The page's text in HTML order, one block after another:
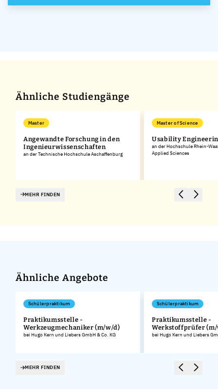
Ähnliche Studiengänge
Master
Angewandte Forschung in den
Ingenieurwissenschaften
an der Technische Hochschule Aschaffenburg
Master of Science
Usability
an der Hochschule Rhein-
Applied Sciences
MEHR FINDEN
Ähnliche Angebote
Schülerpraktikum
Praktikumsstelle -
Werkzeugmechaniker (m/w/d)
bei Hugo Kern und Liebers GmbH & Co. KG
Schülerpraktikum
Praktikumsstelle -
Werkstoffprüfer
bei Hugo Kern und Liebers
MEHR FINDEN